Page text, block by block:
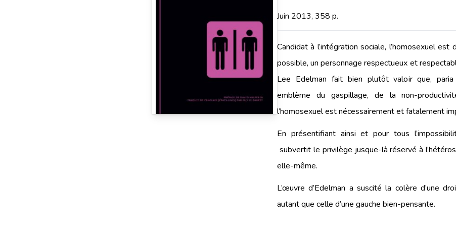
Juin 2013, 358 p.
Candidat à l’intégration sociale, l’homosexuel est
possible, un personnage respectueux et
Lee Edelman fait bien plutôt valoir que,
emblème du gaspillage, de la non-
l’homosexuel est nécessairement et fatalement
En présentifiant ainsi et pour tous
subvertit le privilège jusque-là réservé à
elle-même.
L’œuvre d’Edelman a suscité la colère d’une
autant que celle d’une gauche bien-pensante.